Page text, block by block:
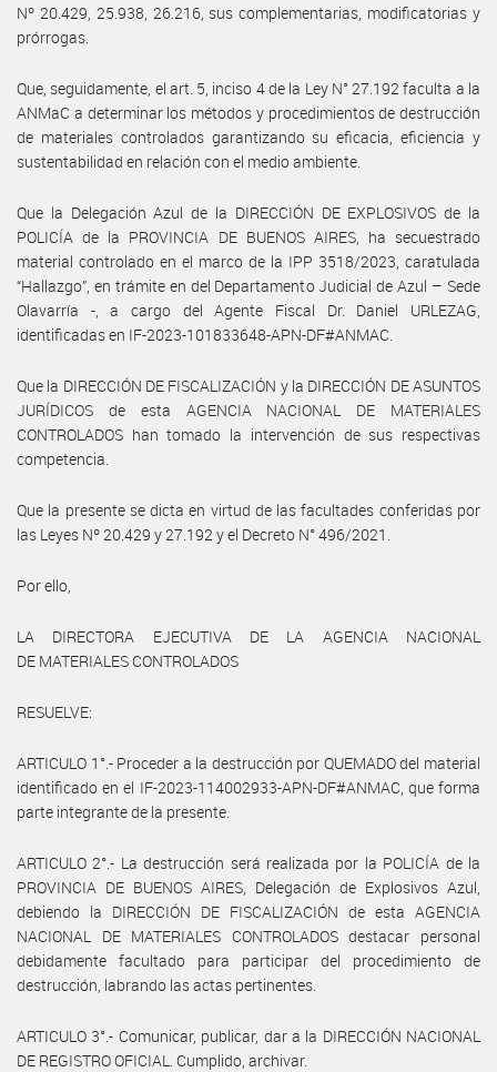
Nº 20.429, 25.938, 26.216, sus complementarias, modificatorias y
prórrogas.
Que, seguidamente, el art. 5, inciso 4 de la Ley N° 27.192 faculta a la
ANMaC a determinar los métodos y procedimientos de destrucción
de materiales controlados garantizando su eficacia, eficiencia y
sustentabilidad en relación con el medio ambiente.
Que la Delegación Azul de la DIRECCIÓN DE EXPLOSIVOS de la
POLICÍA de la PROVINCIA DE BUENOS AIRES, ha secuestrado
material controlado en el marco de la IPP 3518/2023, caratulada
“Hallazgo”, en trámite en del Departamento Judicial de Azul – Sede
Olavarría -, a cargo del Agente Fiscal Dr. Daniel URLEZAG,
identificadas en IF-2023-101833648-APN-DF#ANMAC.
Que la DIRECCIÓN DE FISCALIZACIÓN y la DIRECCIÓN DE ASUNTOS
JURÍDICOS de esta AGENCIA NACIONAL DE MATERIALES
CONTROLADOS han tomado la intervención de sus respectivas
competencia.
Que la presente se dicta en virtud de las facultades conferidas por
las Leyes Nº 20.429 y 27.192 y el Decreto N° 496/2021.
Por ello,
LA DIRECTORA EJECUTIVA DE LA AGENCIA NACIONAL
DE MATERIALES CONTROLADOS
RESUELVE:
ARTICULO 1°.- Proceder a la destrucción por QUEMADO del material
identificado en el IF-2023-114002933-APN-DF#ANMAC, que forma
parte integrante de la presente.
ARTICULO 2°.- La destrucción será realizada por la POLICÍA de la
PROVINCIA DE BUENOS AIRES, Delegación de Explosivos Azul,
debiendo la DIRECCIÓN DE FISCALIZACIÓN de esta AGENCIA
NACIONAL DE MATERIALES CONTROLADOS destacar personal
debidamente facultado para participar del procedimiento de
destrucción, labrando las actas pertinentes.
ARTICULO 3°.- Comunicar, publicar, dar a la DIRECCIÓN NACIONAL
DE REGISTRO OFICIAL. Cumplido, archivar.